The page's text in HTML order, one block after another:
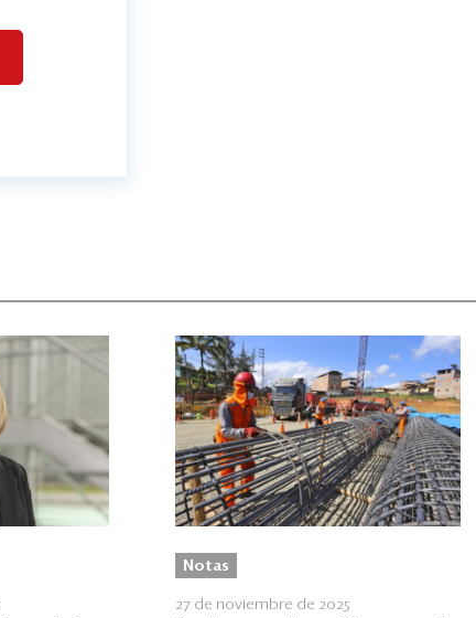
Notas
27 de noviembre de 2025